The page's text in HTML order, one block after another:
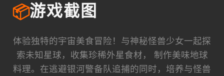
📦游戏截图
体验独特的宇宙美食冒险！与神秘怪兽少女一起探
索未知星球，收集珍稀外星食材， 制作美味地球
料理。在逃避银河警备队追捕的同时，培养与怪兽